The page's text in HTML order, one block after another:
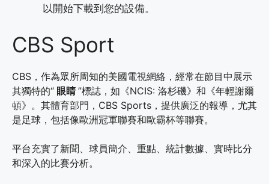
以開始下載到您的設備。
CBS Sport
CBS，作為眾所周知的美國電視網絡，經常在節目中展示
其獨特的“ 眼睛”標誌，如《NCIS: 洛杉磯》和《年輕謝爾
頓》。其體育部門，CBS Sports，提供廣泛的報導，尤其
是足球，包括像歐洲冠軍聯賽和歐霸杯等聯賽。
平台充實了新聞、球員簡介、重點、統計數據、實時比分
和深入的比賽分析。